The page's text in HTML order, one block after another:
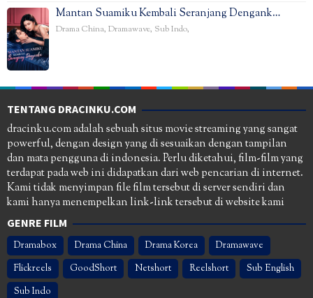
Mantan Suamiku Kembali Seranjang Dengank…
Drama China, Dramawave, Sub Indo,
TENTANG DRACINKU.COM
dracinku.com adalah sebuah situs movie streaming yang sangat
powerful, dengan design yang di sesuaikan dengan tampilan
dan mata pengguna di indonesia. Perlu diketahui, film-film yang
terdapat pada web ini didapatkan dari web pencarian di internet.
Kami tidak menyimpan file film tersebut di server sendiri dan
kami hanya menempelkan link-link tersebut di website kami
GENRE FILM
Dramabox Drama China Drama Korea
Dramawave
Flickreels
GoodShort Netshort Reelshort
Sub English
Sub Indo